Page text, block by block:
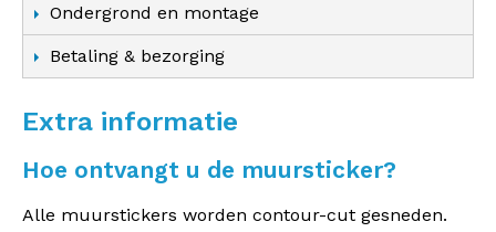
Ondergrond en montage
Betaling & bezorging
Extra informatie
Hoe ontvangt u de muursticker?
Alle muurstickers worden contour-cut gesneden.